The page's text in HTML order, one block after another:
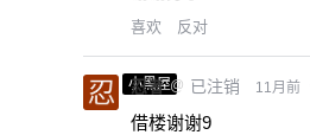
喜欢 反对
小黑屋
忍者 @ 已注销 11月前
借楼谢谢9